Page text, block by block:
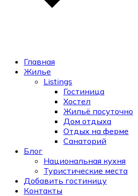
Главная
Жилье
Listings
Гостиница
Хостел
Жильё посуточно
Дом отдыха
Отдых на ферме
Санаторий
Блог
Национальная кухня
Туристические места
Добавить гостиницу
Контакты